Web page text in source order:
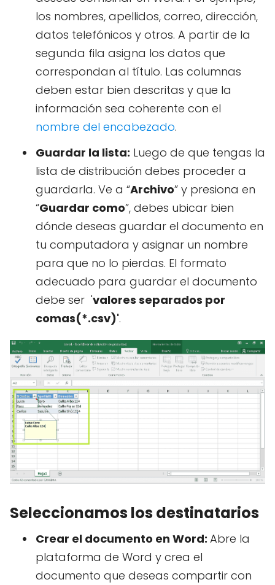
los nombres, apellidos, correo, dirección,
datos telefónicos y otros. A partir de la
segunda fila asigna los datos que
correspondan al título. Las columnas
deben estar bien descritas y que la
información sea coherente con el
nombre del encabezado.
Guardar la lista: Luego de que tengas la
lista de distribución debes proceder a
guardarla. Ve a “Archivo” y presiona en
“Guardar como”, debes ubicar bien
dónde deseas guardar el documento en
tu computadora y asignar un nombre
para que no lo pierdas. El formato
adecuado para guardar el documento
debe ser 'valores separados por
comas(*.csv)'.
Seleccionamos los destinatarios
Crear el documento en Word: Abre la
plataforma de Word y crea el
documento que deseas compartir con